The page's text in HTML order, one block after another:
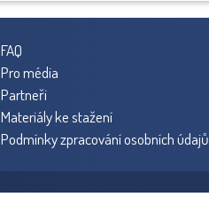
FAQ
Pro média
Partneři
Materiály ke stažení
Podmínky zpracování osobních údajů